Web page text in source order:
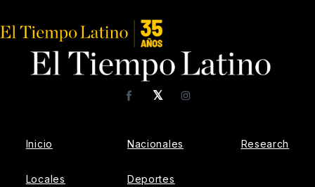
𝕏
FacebookInstagram
Inicio
Locales
Nacionales
Deportes
Research